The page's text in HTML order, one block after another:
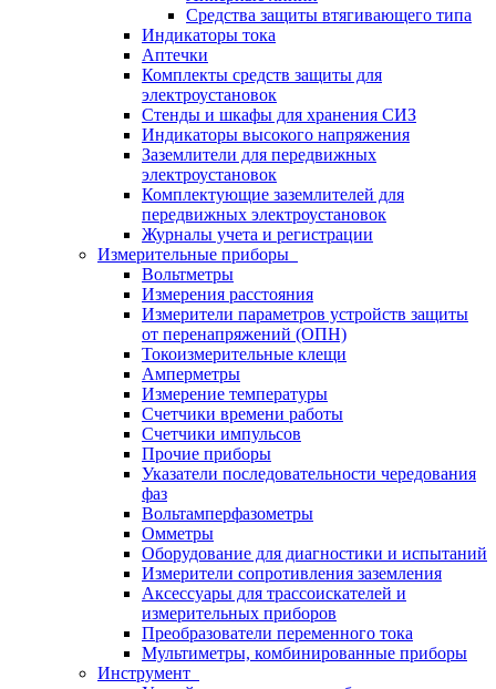
Средства защиты втягивающего типа
Индикаторы тока
Аптечки
Комплекты средств защиты для
электроустановок
Стенды и шкафы для хранения СИЗ
Индикаторы высокого напряжения
Заземлители для передвижных
электроустановок
Комплектующие заземлителей для
передвижных электроустановок
Журналы учета и регистрации
Измерительные приборы
Вольтметры
Измерения расстояния
Измерители параметров устройств защиты
от перенапряжений (ОПН)
Токоизмерительные клещи
Амперметры
Измерение температуры
Счетчики времени работы
Счетчики импульсов
Прочие приборы
Указатели последовательности чередования
фаз
Вольтамперфазометры
Омметры
Оборудование для диагностики и испытаний
Измерители сопротивления заземления
Аксессуары для трассоискателей и
измерительных приборов
Преобразователи переменного тока
Мультиметры, комбинированные приборы
Инструмент